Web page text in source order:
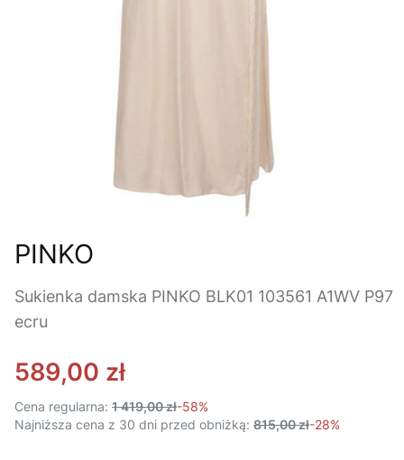
PINKO
Sukienka damska PINKO BLK01 103561 A1WV P97
ecru
589,00 zł
Cena regularna: 1 419,00 zł-58%
Najniższa cena z 30 dni przed obniżką: 815,00 zł-28%